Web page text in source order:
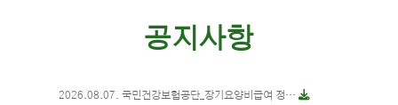
공지사항
2026.08.07. 국민건강보험공단_장기요양비급여 정…